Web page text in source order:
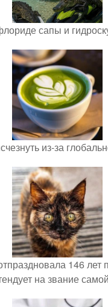
сапы и
из-за
146 лет
на звание